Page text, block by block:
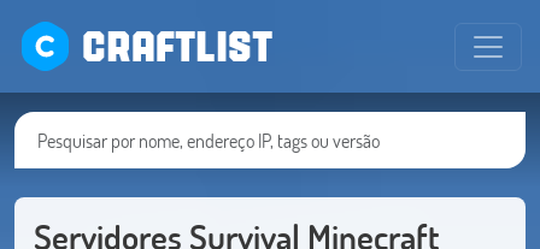
CRAFTLIST
Servidores Survival Minecraft